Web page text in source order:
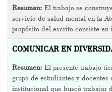
Resumen: El trabajo se
servicio de salud mental en la
propósito del escrito consiste en
COMUNICAR EN
Resumen: El presente trabajo
grupo de estudiantes y
institucional que buscó trabajar